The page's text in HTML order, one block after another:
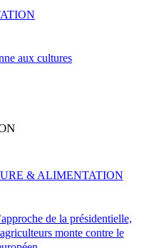
aux cultures
de la présidentielle,
monte contre le
& ALIMENTATION